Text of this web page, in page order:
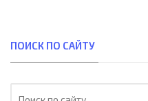
ПОИСК ПО САЙТУ